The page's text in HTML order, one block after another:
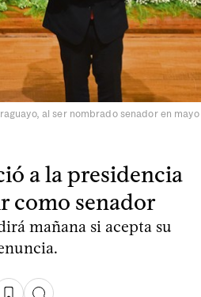
al ser nombrado senador en mayo
a la presidencia
como senador
mañana si acepta su